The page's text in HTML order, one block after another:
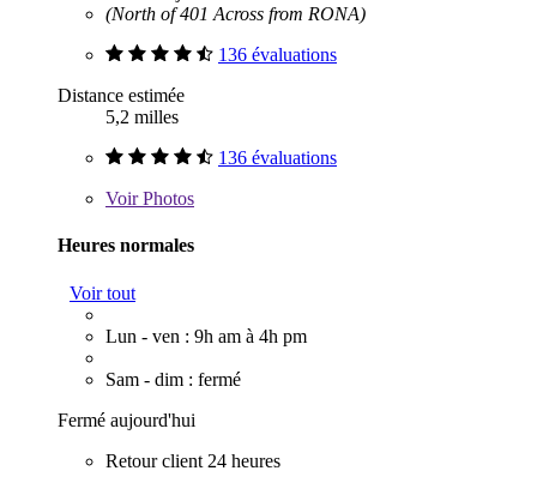
(North of 401 Across from RONA)
136 évaluations
Distance estimée
5,2 milles
136 évaluations
VoirPhotos
Heures normales
Voir tout
Lun - ven : 9h am à 4h pm
Sam - dim : fermé
Fermé aujourd'hui
Retour client 24 heures